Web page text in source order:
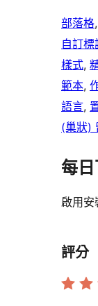
部落格,
自訂標
樣式,
範本,
語言,
(巢狀)
每
啟用安
評分